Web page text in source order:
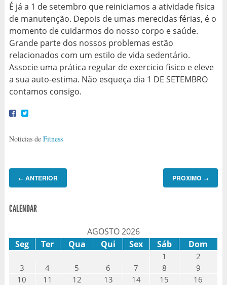
É já a 1 de setembro que reiniciamos a atividade fisica
de manutenção. Depois de umas merecidas férias, é o
momento de cuidarmos do nosso corpo e saúde.
Grande parte dos nossos problemas estão
relacionados com um estilo de vida sedentário.
Associe uma prática regular de exercicio fisico e eleve
a sua auto-estima. Não esqueça dia 1 DE SETEMBRO
contamos consigo.
Noticias de Fitness
← ANTERIOR PROXIMO →
CALENDAR
AGOSTO 2026
Seg
Ter Qua Qui Sex Sáb Dom
1
2
3
4 5 6 7 8
9
10
11 12 13 14 15 16